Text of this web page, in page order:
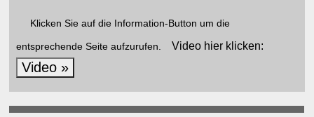
Klicken Sie auf die Information-Button um die
entsprechende Seite aufzurufen. Video hier klicken:
Video »